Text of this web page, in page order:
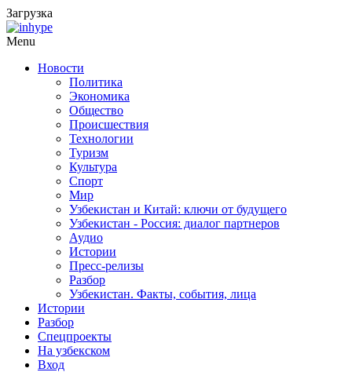
Загрузка
Menu
Новости
Политика
Экономика
Общество
Происшествия
Технологии
Туризм
Культура
Спорт
Мир
Узбекистан и Китай: ключи от будущего
Узбекистан - Россия: диалог партнеров
Аудио
Истории
Пресс-релизы
Разбор
Узбекистан. Факты, события, лица
Истории
Разбор
Спецпроекты
На узбекском
Вход